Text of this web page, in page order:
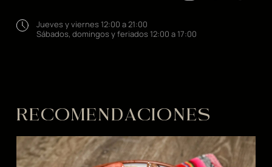
Jueves y viernes 12:00 a 21:00
Sábados, domingos y feriados 12:00 a 17:00
RECOMENDACIONES